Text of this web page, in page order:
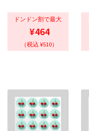
ドンドン割で最大
¥464
（税込 ¥510）